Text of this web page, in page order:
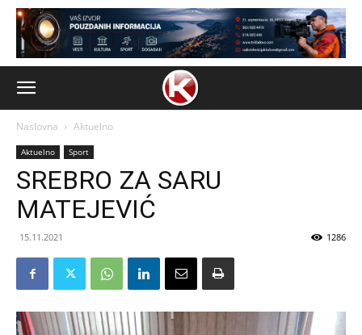
Naslovna Aktuelno
Aktuelno Sport
SREBRO ZA SARU
MATEJEVIĆ
15.11.2021 1286